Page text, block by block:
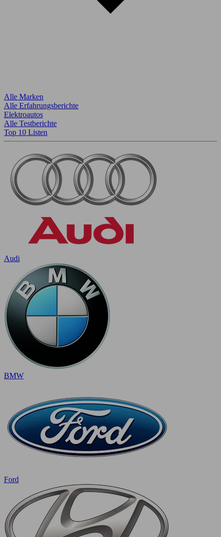
Alle Marken
Alle Erfahrungsberichte
Elektroautos
Alle Testberichte
Top 10 Listen
Audi
BMW
Ford